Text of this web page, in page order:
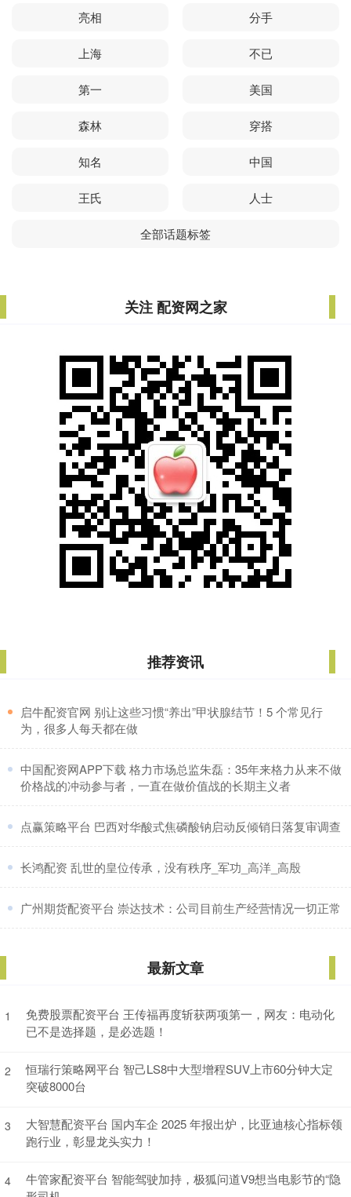
亮相 分手
上海 不已
第一 美国
森林 穿搭
知名 中国
王氏 人士
全部话题标签
关注 配资网之家
推荐资讯
​启牛配资官网 别让这些习惯“养出”甲状腺结节！5 个常见行
为，很多人每天都在做
​中国配资网APP下载 格力市场总监朱磊：35年来格力从来不做
价格战的冲动参与者，一直在做价值战的长期主义者
​点赢策略平台 巴西对华酸式焦磷酸钠启动反倾销日落复审调查
​长鸿配资 乱世的皇位传承，没有秩序_军功_高洋_高殷
​广州期货配资平台 崇达技术：公司目前生产经营情况一切正常
最新文章
1
免费股票配资平台 王传福再度斩获两项第一，网友：电动化
已不是选择题，是必选题！
2
恒瑞行策略网平台 智己LS8中大型增程SUV上市60分钟大定
突破8000台
3
大智慧配资平台 国内车企 2025 年报出炉，比亚迪核心指标领
跑行业，彰显龙头实力！
4
牛管家配资平台 智能驾驶加持，极狐问道V9想当电影节的“隐